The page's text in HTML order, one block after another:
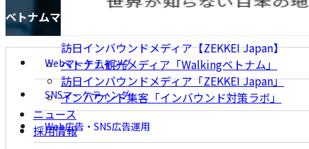
訪日インバウンドメディア【ZEKKEI Japan】
ベトナム観光メディア「Walkingベトナム」
訪日インバウンドメディア「ZEKKEI Japan」
インバウンド集客「インバウンド対策ラボ」
ニュース
採用情報
ベトナムマーケティング
Webマーケティング
SNSマーケティング
Web広告・SNS広告運用